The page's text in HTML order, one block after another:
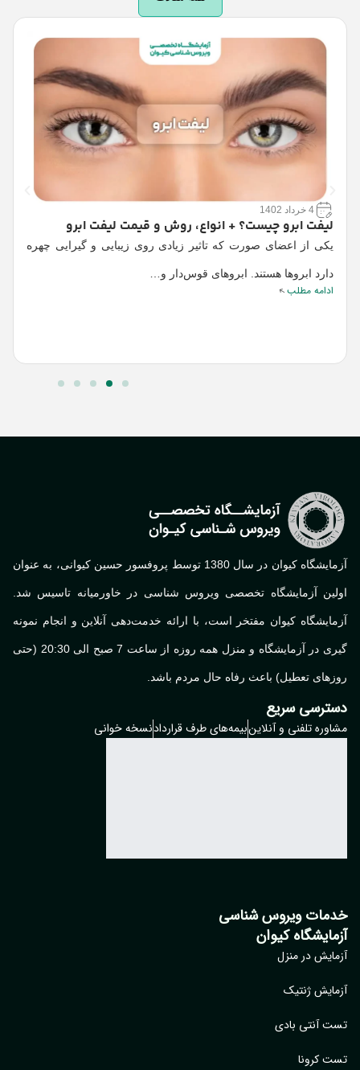
لیفت ابرو چیست؟ + انواع، روش و قیمت لیفت ابرو
یکی از اعضای صورت که تاثیر زیادی روی زیبایی و گیرایی چهره
دارد ابروها هستند. ابروهای قوس‌دار و…
ادامه مطلب
آزمایشگاه کیوان در سال 1380 توسط پروفسور حسین کیوانی، به عنوان
آزمایشگاه تخصصی ویروس شناسی در خاورمیانه تاسیس شد.
کیوان مفتخر است، با ارائه خدمت‌دهی آنلاین و انجام نمونه
گیری در آزمایشگاه و منزل همه روزه از ساعت 7 صبح الی 20:30 (حتی
تعطیل) باعث رفاه حال مردم باشد.
سریع
تلفنی و آنلاینبیمه‌های طرف قراردادنسخه خوانی
ویروس شناسی
کیوان
در منزل
ژنتیک
آنتی بادی
کرونا